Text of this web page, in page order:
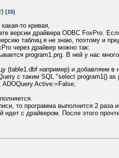
) [15]
то кривая,
версии драйвера ODBC FoxPro.
таблиц я не знаю, поэтому и
через драйвер можно так:
program1.prg. В ней у нас
(table1.dbf например) и добавляем в
с таким SQL "select program1() as
то программа выполнится 2 раза и
идет с драйвером. После этого